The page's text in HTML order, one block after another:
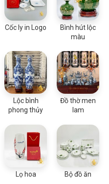
Cốc ly in Logo
Bình hút lộc
màu
Lộc bình
phong thủy
Đồ thờ men
lam
Lọ hoa Bộ đồ ăn